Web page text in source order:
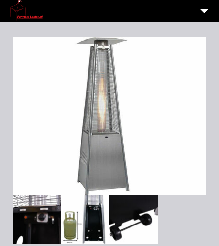
VERHUURVOORWAARDEN
ALGEMENE INFORMATIE AVG (PRIVACY)